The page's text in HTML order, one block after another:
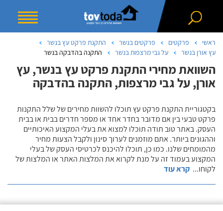
ראשי פרקטים פרקטים בנשר
התקנת פרקט עץ בנשר
עץ אורן בנשר
על גבי מרצפות בנשר התקנה בהדבקה בנשר
השוואת מחירי התקנת פרקט עץ בנשר, עץ
אורן, על גבי מרצפות, התקנה בהדבקה
בקטגוריית התקנת פרקט עץ תוכלו להשוות מחירים של שלל התקנות
פרקט טבעי בין אם מדובר בחדר אחד או מספר חדרים בבית או בבית
העסק. באתר טוב תודה תוכלו למצוא את בעלי המקצוע האיכותיים
וההגונים ביותר. אתם מוזמנים לערוך סינון ולקבל הצעות מחיר
מהמומחים שלנו. כמו כן, תוכלו להיכנס לכרטיסי העסק של בעלי
המקצוע בעמוד זה על מנת לקרוא את המלצות האתר או המלצות של
לקוחו... קרא עוד